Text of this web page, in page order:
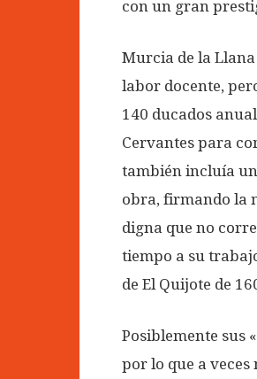
con un gran
Murcia de la
labor docente,
140 ducados
Cervantes para
también incluía
obra, firmando la
digna que no
tiempo a su
de El Quijote de
Posiblemente sus
por lo que a veces